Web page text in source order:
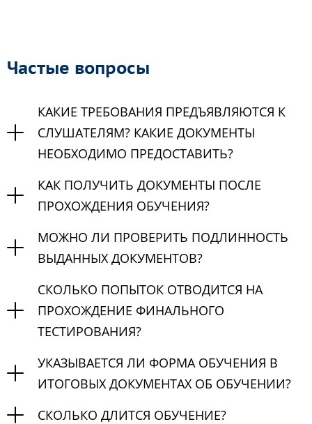
Частые вопросы
КАКИЕ ТРЕБОВАНИЯ ПРЕДЪЯВЛЯЮТСЯ К
СЛУШАТЕЛЯМ? КАКИЕ ДОКУМЕНТЫ
НЕОБХОДИМО ПРЕДОСТАВИТЬ?
КАК ПОЛУЧИТЬ ДОКУМЕНТЫ ПОСЛЕ
ПРОХОЖДЕНИЯ ОБУЧЕНИЯ?
МОЖНО ЛИ ПРОВЕРИТЬ ПОДЛИННОСТЬ
ВЫДАННЫХ ДОКУМЕНТОВ?
СКОЛЬКО ПОПЫТОК ОТВОДИТСЯ НА
ПРОХОЖДЕНИЕ ФИНАЛЬНОГО
ТЕСТИРОВАНИЯ?
УКАЗЫВАЕТСЯ ЛИ ФОРМА ОБУЧЕНИЯ В
ИТОГОВЫХ ДОКУМЕНТАХ ОБ ОБУЧЕНИИ?
СКОЛЬКО ДЛИТСЯ ОБУЧЕНИЕ?